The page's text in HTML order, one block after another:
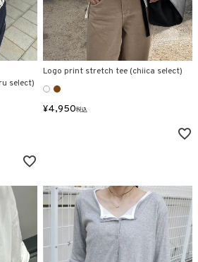
select)
Logo print stretch tee (chiica select)
¥4,950税込